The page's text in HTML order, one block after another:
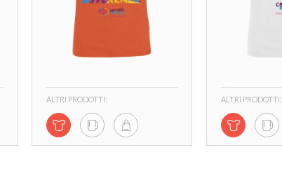
ALTRI PRODOTTI: ALTRI PRODOTTI: